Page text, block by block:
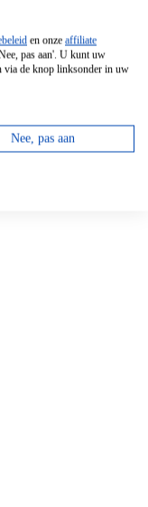
en onze affiliate
pas aan'. U kunt uw
via de knop linksonder in uw
Nee, pas aan